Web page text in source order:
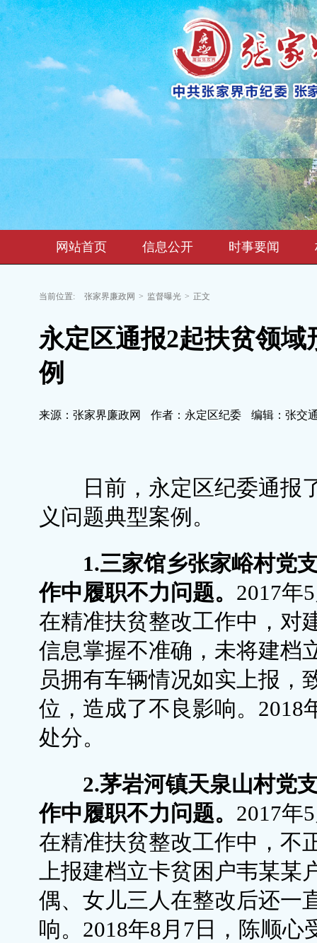
网站首页 信息公开 时事要闻
当前位置: 张家界廉政网 > 监督曝光 > 正文
永定区通报2起扶贫领
例
来源：张家界廉政网 作者：永定区纪委 编辑：张交
日前，永定区纪委通报了
义问题典型案例。
1.三家馆乡张家峪村党
作中履职不力问题。 2017年
在精准扶贫整改工作中，对
信息掌握不准确，未将建档
员拥有车辆情况如实上报，
位，造成了不良影响。2018
处分。
2.茅岩河镇天泉山村党
作中履职不力问题。 2017年
在精准扶贫整改工作中，不
上报建档立卡贫困户韦某某
偶、女儿三人在整改后还一
响。2018年8月7日，陈顺